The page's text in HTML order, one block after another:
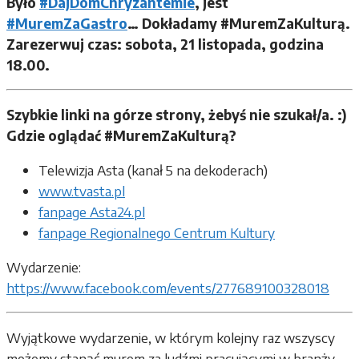
#MuremZaGastro… Dokładamy #MuremZaKulturą.
Zarezerwuj czas: sobota, 21 listopada, godzina
18.00.
Szybkie linki na górze strony, żebyś nie szukał/a. :)
Gdzie oglądać #MuremZaKulturą?
Telewizja Asta (kanał 5 na dekoderach)
www.tvasta.pl
fanpage Asta24.pl
fanpage Regionalnego Centrum Kultury
Wydarzenie:
https://www.facebook.com/events/277689100328018
Wyjątkowe wydarzenie, w którym kolejny raz wszyscy